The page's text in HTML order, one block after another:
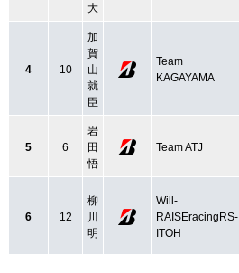
大
4 10
加
賀
山
就
臣
Team
KAGAYAMA
5 6
岩
田
悟
Team ATJ
6 12
柳
川
明
Will-
RAISEracingRS-
ITOH